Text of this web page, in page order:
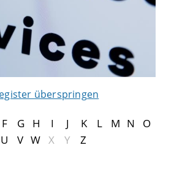
überspringen
F G H I J K L M N
O
U V W X Y Z